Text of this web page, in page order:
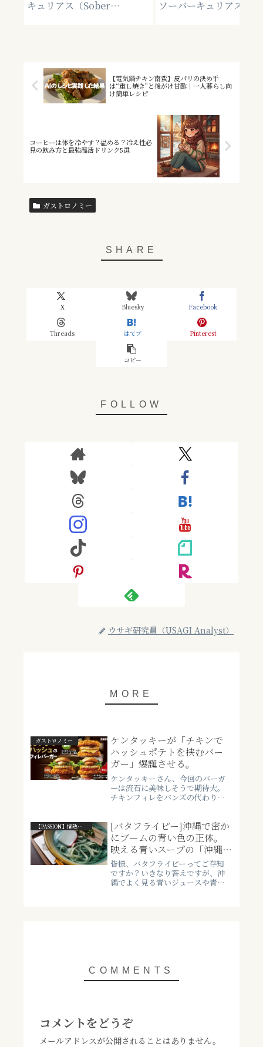
キュリアス（Sober
ソーバーキュリアスと
【電気鍋チキン南蛮】皮パリの決め手
は“重し焼き”と後がけ甘酢｜一人暮らし向
け簡単レシピ
コーヒーは体を冷やす？温める？冷え性必
見の飲み方と最強温活ドリンク5選
ガストロノミー
X Bluesky Facebook
Threads はてブ Pinterest
コピー
ウサギ研究員（USAGI Analyst）
ガストロノミー
ケンタッキーが「チキンで
ハッシュポテトを挟むバー
ガー」爆誕させる。
ケンタッキーさん、今回のバーガ
ーは流石に美味しそうで期待大。
チキンフィレをバンズの代わりに
いたのは、そういうのです、そう言
うところですケンタッキーさん。
ガーリックホットチキンも美...
【PASSION】情熱・ライフスタイル系
[バタフライピー]沖縄で密か
にブームの青い色の正体。
映える青いスープの「沖縄
そば」などに使用されて
る！？
皆様、バタフライピーってご存知
ですか？いきなり答えですが、沖
縄でよく見る青いジュースや青い
コメントをどうぞ
メールアドレスが公開されることはありません。